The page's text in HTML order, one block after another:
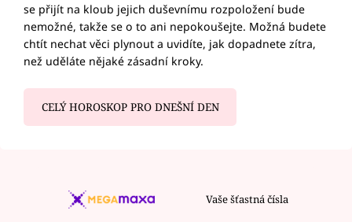
se přijít na kloub jejich duševnímu rozpoložení bude
nemožné, takže se o to ani nepokoušejte. Možná budete
chtít nechat věci plynout a uvidíte, jak dopadnete zítra,
než uděláte nějaké zásadní kroky.
CELÝ HOROSKOP PRO DNEŠNÍ DEN
Vaše šťastná čísla